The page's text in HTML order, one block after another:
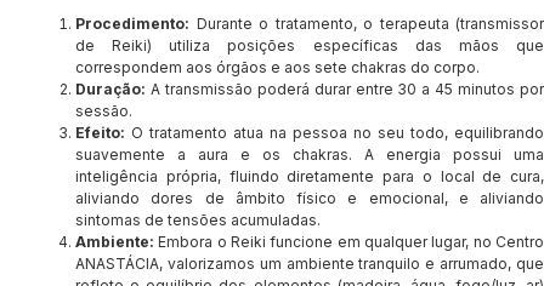
Procedimento: Durante o tratamento, o terapeuta (transmissor
de Reiki) utiliza posições específicas das mãos que
correspondem aos órgãos e aos sete chakras do corpo.
Duração: A transmissão poderá durar entre 30 a 45 minutos por
sessão.
Efeito: O tratamento atua na pessoa no seu todo, equilibrando
suavemente a aura e os chakras. A energia possui uma
inteligência própria, fluindo diretamente para o local de cura,
aliviando dores de âmbito físico e emocional, e aliviando
sintomas de tensões acumuladas.
Ambiente: Embora o Reiki funcione em qualquer lugar, no Centro
ANASTÁCIA, valorizamos um ambiente tranquilo e arrumado, que